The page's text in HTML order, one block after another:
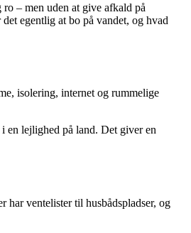
– men uden at give afkald på
egentlig at bo på vandet, og hvad
isolering, internet og rummelige
en lejlighed på land. Det giver en
har ventelister til husbådspladser, og